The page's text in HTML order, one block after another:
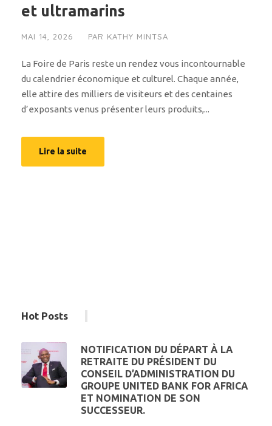
et ultramarins
MAI 14, 2026 PAR KATHY MINTSA
La Foire de Paris reste un rendez vous incontournable
du calendrier économique et culturel. Chaque année,
elle attire des milliers de visiteurs et des centaines
d’exposants venus présenter leurs produits,...
Lire la suite
Hot Posts
NOTIFICATION DU DÉPART À LA
RETRAITE DU PRÉSIDENT DU
CONSEIL D’ADMINISTRATION DU
GROUPE UNITED BANK FOR AFRICA
ET NOMINATION DE SON
SUCCESSEUR.